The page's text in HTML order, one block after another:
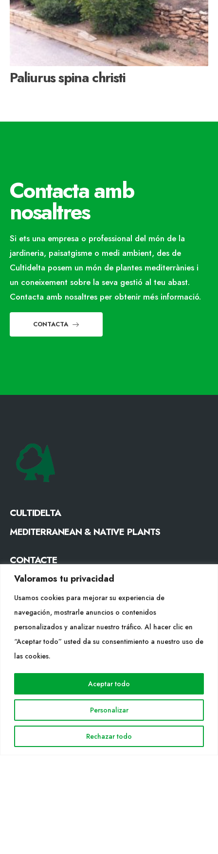
Valoramos tu privacidad
Usamos cookies para mejorar su experiencia de
navegación, mostrarle anuncios o contenidos
personalizados y analizar nuestro tráfico. Al hacer clic en
“Aceptar todo” usted da su consentimiento a nuestro uso de
las cookies.
Personalizar
Rechazar todo
Aceptar todo
Paliurus spina christi
Contacta amb
nosaltres
Si ets una empresa o professional del món de la
jardineria, paisatgisme o medi ambient, des de
Cultidelta posem un món de plantes mediterrànies i
un coneixement sobre la seva gestió al teu abast.
Contacta amb nosaltres per obtenir més informació.
CONTACTA
CULTIDELTA
MEDITERRANEAN & NATIVE PLANTS
CONTACTE
Tel. +34 977053013
SEGUEIX-NOS
WEB
Árees de treball
Solicitud Catàleg